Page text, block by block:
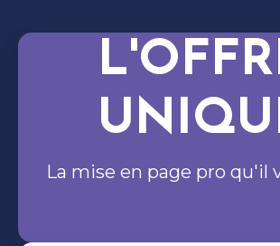
La mise en page pro qu'il